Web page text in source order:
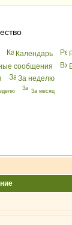
Календарь
сообщения
За неделю
За месяц